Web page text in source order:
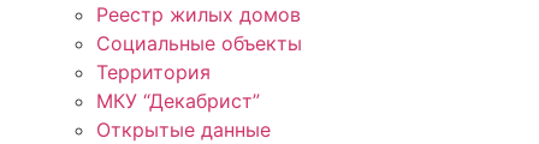
Реестр жилых домов
Социальные объекты
Территория
МКУ “Декабрист”
Открытые данные